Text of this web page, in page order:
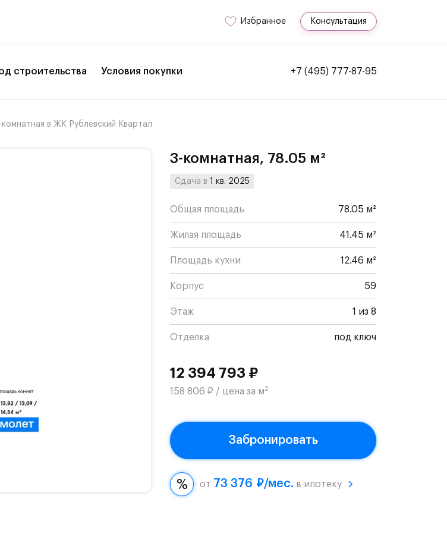
Избранное Консультация
строительства Условия покупки +7 (495) 777-87-95
комнатная в ЖК Рублевский Квартал
3-комнатная, 78.05 м²
Сдача в1 кв. 2025
Общая площадь 78.05 м²
Жилая площадь 41.45 м²
Площадь кухни 12.46 м²
Корпус 59
Этаж 1 из 8
Отделка под ключ
12 394 793 ₽
158 806 ₽ / цена за м2
Забронировать
от 73 376 ₽/мес. в ипотеку